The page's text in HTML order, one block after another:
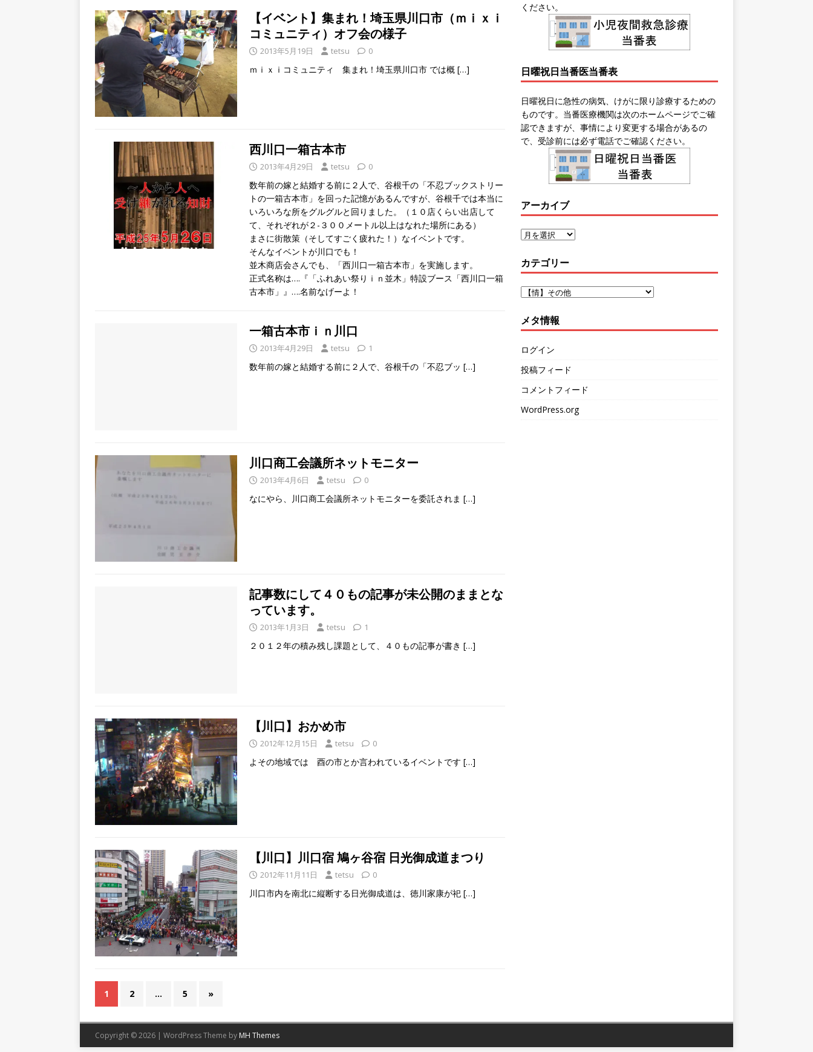
【イベント】集まれ！埼玉県川口市（ｍｉｘｉ
コミュニティ）オフ会の様子
2013年5月19日 tetsu 0
ｍｉｘｉコミュニティ 集まれ！埼玉県川口市 では概 […]
西川口一箱古本市
2013年4月29日 tetsu 0
数年前の嫁と結婚する前に２人で、谷根千の「不忍ブックストリー
トの一箱古本市」を回った記憶があるんですが、谷根千では本当に
いろいろな所をグルグルと回りました。（１０店くらい出店して
て、それぞれが２-３００メートル以上はなれた場所にある）
まさに街散策（そしてすごく疲れた！）なイベントです。
そんなイベントが川口でも！
並木商店会さんでも、「西川口一箱古本市」を実施します。
正式名称は….『「ふれあい祭りｉｎ並木」特設ブース「西川口一箱
古本市」』….名前なげーよ！
一箱古本市ｉｎ川口
2013年4月29日 tetsu 1
数年前の嫁と結婚する前に２人で、谷根千の「不忍ブッ […]
川口商工会議所ネットモニター
2013年4月6日 tetsu 0
なにやら、川口商工会議所ネットモニターを委託されま […]
記事数にして４０もの記事が未公開のままとな
っています。
2013年1月3日 tetsu 1
２０１２年の積み残し課題として、４０もの記事が書き […]
【川口】おかめ市
2012年12月15日 tetsu 0
よその地域では 酉の市とか言われているイベントです […]
【川口】川口宿 鳩ヶ谷宿 日光御成道まつり
2012年11月11日 tetsu 0
川口市内を南北に縦断する日光御成道は、徳川家康が祀 […]
1 2 … 5 »
ください。
日曜祝日当番医当番表
日曜祝日に急性の病気、けがに限り診療するための
ものです。当番医療機関は次のホームページでご確
認できますが、事情により変更する場合があるの
で、受診前には必ず電話でご確認ください。
アーカイブ
カテゴリー
メタ情報
ログイン
投稿フィード
コメントフィード
WordPress.org
Copyright © 2026 | WordPress Theme by MH Themes